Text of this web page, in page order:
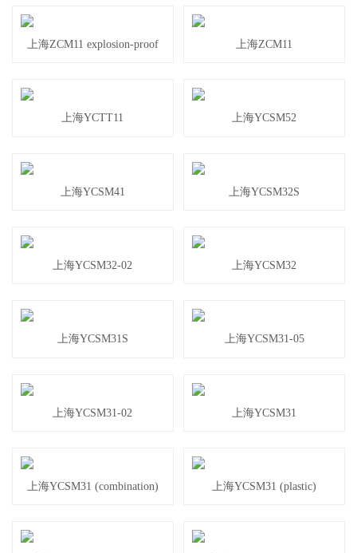
上海ZCM11 explosion-proof 上海ZCM11
上海YCTT11 上海YCSM52
上海YCSM41 上海YCSM32S
上海YCSM32-02 上海YCSM32
上海YCSM31S 上海YCSM31-05
上海YCSM31-02 上海YCSM31
上海YCSM31 (combination) 上海YCSM31 (plastic)